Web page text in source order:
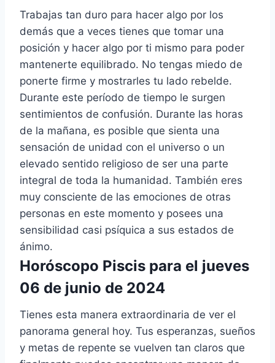
Trabajas tan duro para hacer algo por los
demás que a veces tienes que tomar una
posición y hacer algo por ti mismo para poder
mantenerte equilibrado. No tengas miedo de
ponerte firme y mostrarles tu lado rebelde.
Durante este período de tiempo le surgen
sentimientos de confusión. Durante las horas
de la mañana, es posible que sienta una
sensación de unidad con el universo o un
elevado sentido religioso de ser una parte
integral de toda la humanidad. También eres
muy consciente de las emociones de otras
personas en este momento y posees una
sensibilidad casi psíquica a sus estados de
ánimo.
Horóscopo Piscis para el jueves
06 de junio de 2024
Tienes esta manera extraordinaria de ver el
panorama general hoy. Tus esperanzas, sueños
y metas de repente se vuelven tan claros que